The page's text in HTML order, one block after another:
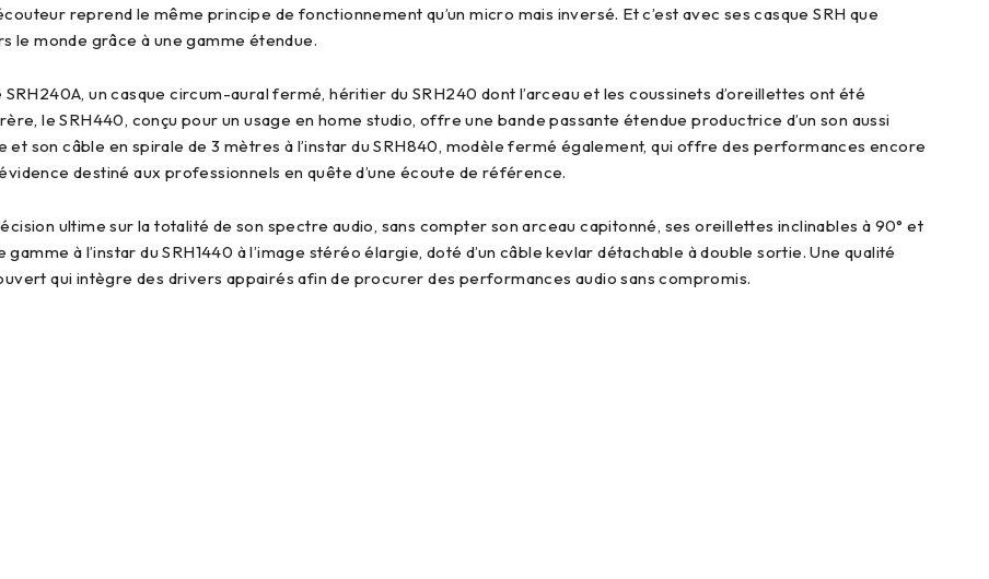
reprend le même principe de fonctionnement qu’un micro mais inversé. Et c’est avec ses casque SRH que
le monde grâce à une gamme étendue.
un casque circum-aural fermé, héritier du SRH240 dont l’arceau et les coussinets d’oreillettes ont été
le SRH440, conçu pour un usage en home studio, offre une bande passante étendue productrice d’un son aussi
son câble en spirale de 3 mètres à l’instar du SRH840, modèle fermé également, qui offre des performances encore
destiné aux professionnels en quête d’une écoute de référence.
ultime sur la totalité de son spectre audio, sans compter son arceau capitonné, ses oreillettes inclinables à 90° et
à l’instar du SRH1440 à l’image stéréo élargie, doté d’un câble kevlar détachable à double sortie. Une qualité
qui intègre des drivers appairés afin de procurer des performances audio sans compromis.